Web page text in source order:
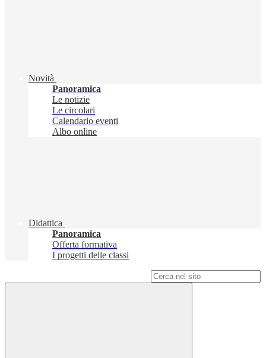
Novità
Panoramica
Le notizie
Le circolari
Calendario eventi
Albo online
Didattica
Panoramica
Offerta formativa
I progetti delle classi